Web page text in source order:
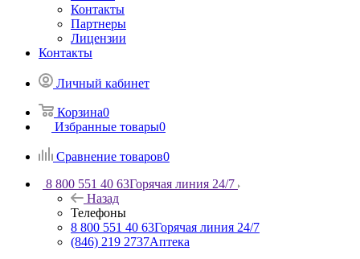
Контакты
Партнеры
Лицензии
Контакты
Личный кабинет
Корзина0
Избранные товары0
Сравнение товаров0
8 800 551 40 63Горячая линия 24/7
Назад
Телефоны
8 800 551 40 63Горячая линия 24/7
(846) 219 2737Аптека